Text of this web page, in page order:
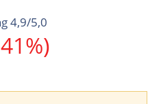
4,9/5,0
€.